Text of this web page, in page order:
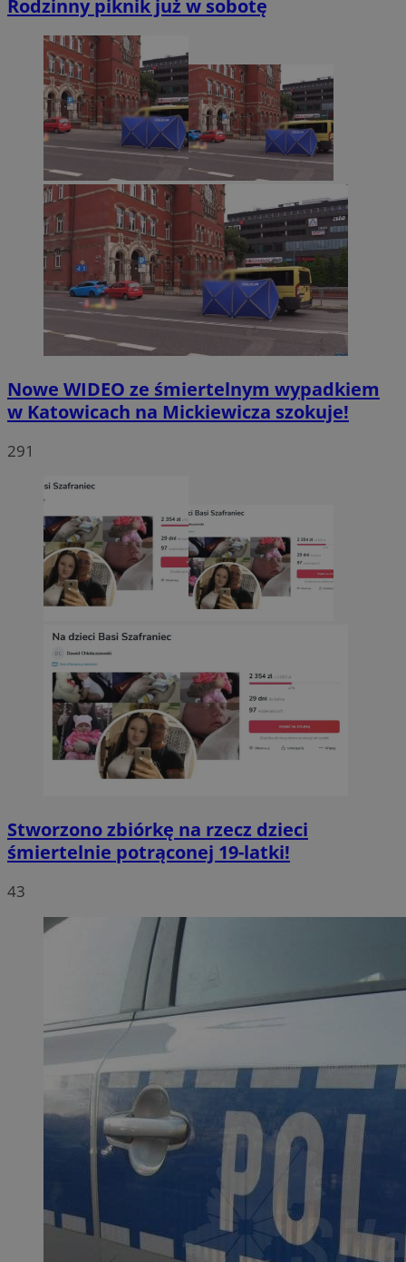
Rodzinny piknik już w sobotę
Nowe WIDEO ze śmiertelnym wypadkiem
w Katowicach na Mickiewicza szokuje!
291
Stworzono zbiórkę na rzecz dzieci
śmiertelnie potrąconej 19-latki!
43